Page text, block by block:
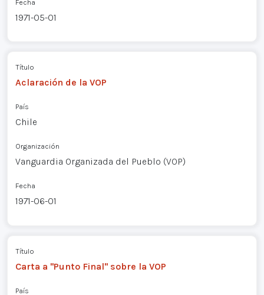
Fecha
1971-05-01
Título
Aclaración de la VOP
País
Chile
Organización
Vanguardia Organizada del Pueblo (VOP)
Fecha
1971-06-01
Título
Carta a "Punto Final" sobre la VOP
País